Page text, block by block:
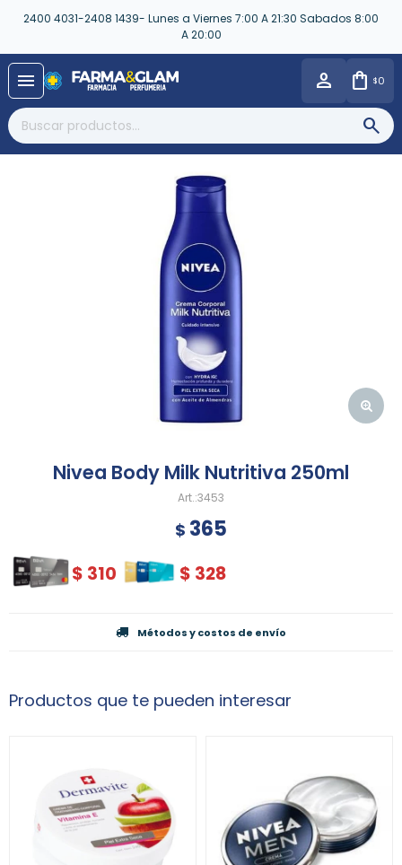
2400 4031-2408 1439- Lunes a Viernes 7:00 A 21:30 Sabados 8:00
A 20:00
menu $0
Nivea Body Milk Nutritiva 250ml
3453
$ 365
$ 310 $ 328
Métodos y costos de envío
Productos que te pueden interesar